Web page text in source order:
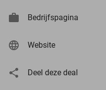
Bedrijfspagina
Website
Deel deze deal